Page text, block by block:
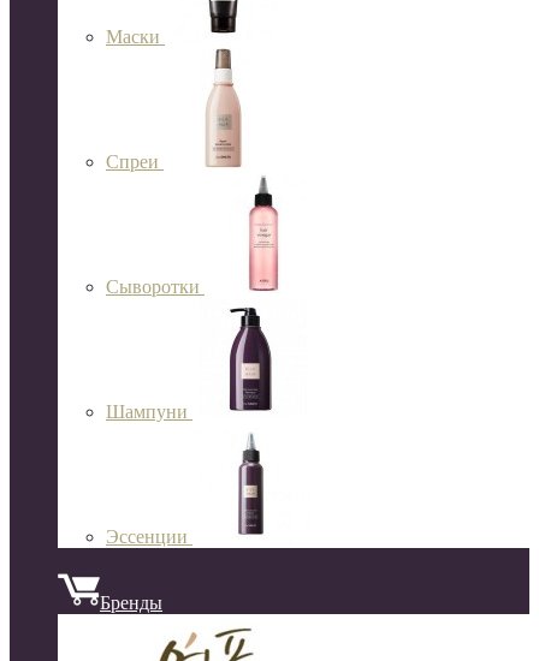
Маски
Спреи
Сыворотки
Шампуни
Эссенции
Бренды